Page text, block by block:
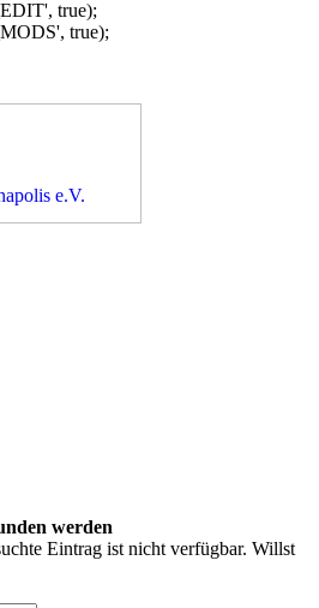
true);
true);
werden
Eintrag ist nicht verfügbar. Willst